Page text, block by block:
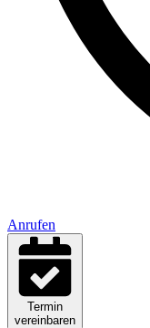
Anrufen
Termin
vereinbaren